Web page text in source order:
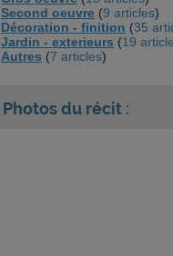
Second oeuvre (9 articles)
Décoration - finition (35
Jardin - exterieurs (19
Autres (7 articles)
Photos du récit :